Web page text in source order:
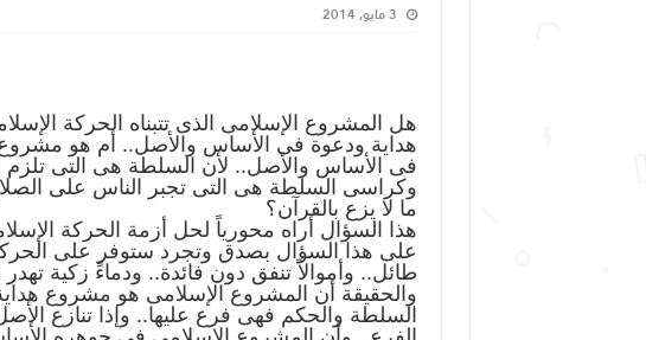
3 مايو, 2014
هل المشروع الإسلامى الذى تتبناه الحركة
هداية ودعوة فى الأساس والأصل.. أم هو
فى الأساس والأصل.. لأن السلطة هى التى تلزم
وكراسى السلطة هى التى تجبر الناس على
ما لا يزع بالقرآن؟
هذا السؤال أراه محورياً لحل أزمة الحركة
على هذا السؤال بصدق وتجرد ستوفر على
طائل.. وأموالاً تنفق دون فائدة.. ودماءً زكية
والحقيقة أن المشروع الإسلامى هو مشروع
السلطة والحكم فهى فرع عليها.. وإذا تنازع